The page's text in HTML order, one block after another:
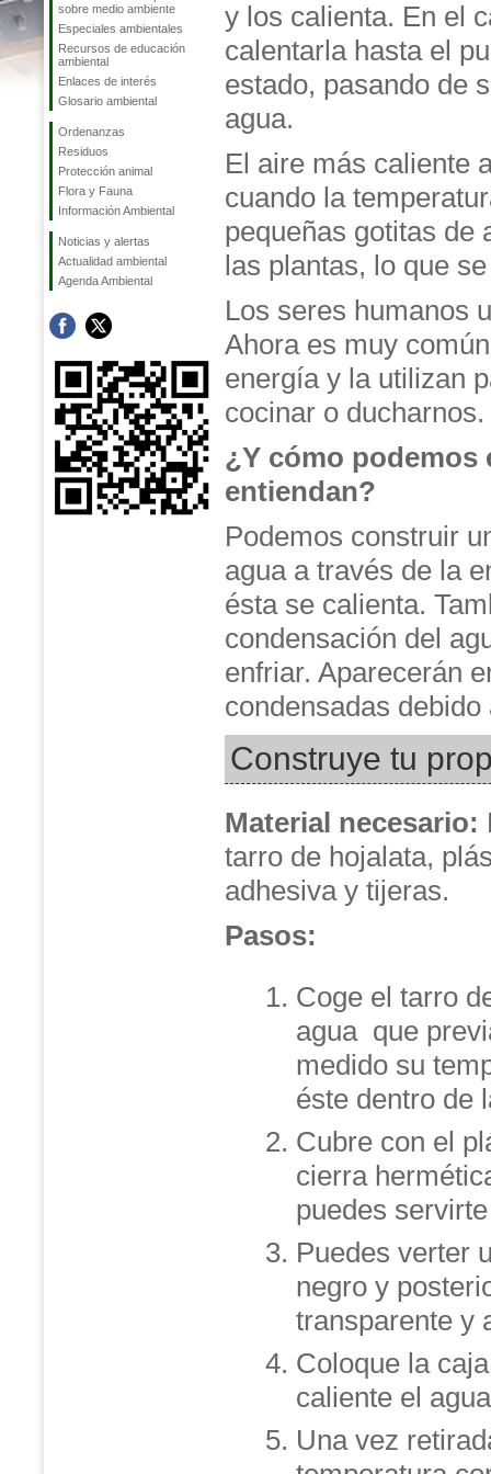
sobre medio ambiente
Especiales ambientales
Recursos de educación
ambiental
Enlaces de interés
Glosario ambiental
Ordenanzas
Residuos
Protección animal
Flora y Fauna
Información Ambiental
Noticias y alertas
Actualidad ambiental
Agenda Ambiental
y los calienta. En el
calentarla hasta el
estado, pasando de
agua.
El aire más caliente
cuando la
pequeñas gotitas de
las plantas, lo que
Los seres humanos
Ahora es muy
energía y la utilizan
cocinar o ducharnos.
¿Y cómo podemos
entiendan?
Podemos construir
agua a través de la
ésta se calienta.
condensación del
enfriar. Aparecerán
condensadas
Construye tu
Material necesario:
tarro de hojalata,
adhesiva y tijeras.
Pasos:
Coge el tarro
agua que
medido su
éste dentro de
Cubre con el
cierra
puedes
Puedes verter
negro y
transparente y
Coloque la
caliente el agua
Una vez